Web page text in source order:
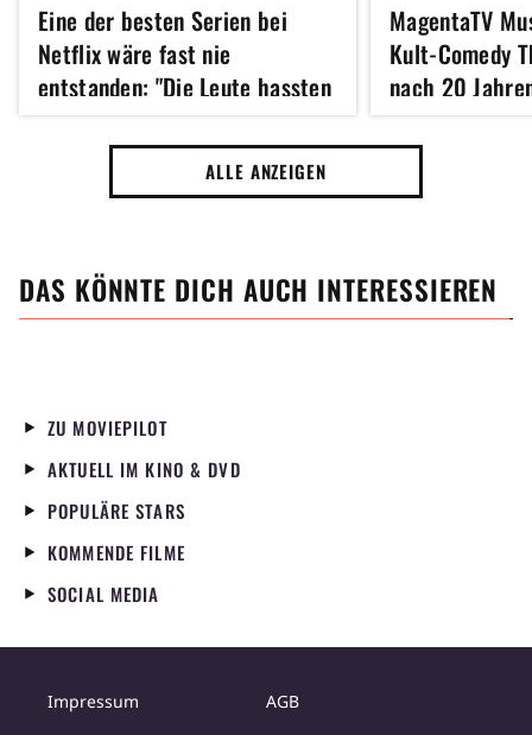
Eine der besten Serien bei
Netflix wäre fast nie
entstanden: "Die Leute hassten
sie wirklich"
MagentaTV
Kult-Comedy
nach 20
Deutsch
ALLE ANZEIGEN
DAS KÖNNTE DICH AUCH INTERESSIEREN
ZU MOVIEPILOT
AKTUELL IM KINO & DVD
POPULÄRE STARS
KOMMENDE FILME
SOCIAL MEDIA
Impressum AGB